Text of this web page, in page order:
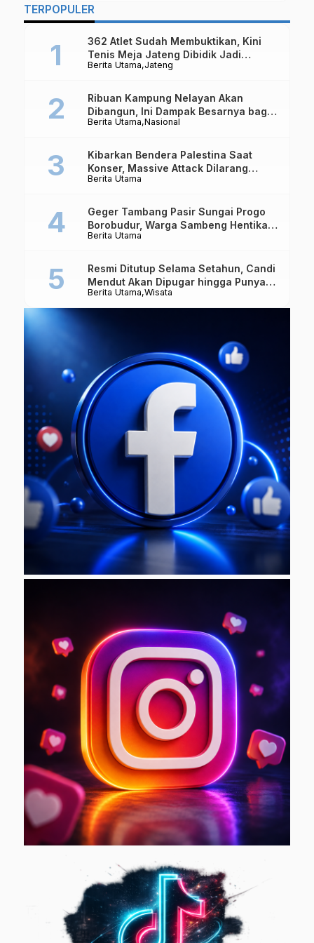
TERPOPULER
Berita Utama Jateng
362 Atlet Sudah Membuktikan, Kini
Tenis Meja Jateng Dibidik Jadi
Kekuatan Nasional
Berita Utama Nasional
Ribuan Kampung Nelayan Akan
Dibangun, Ini Dampak Besarnya bagi
Ekonomi Indonesia
Berita Utama
Kibarkan Bendera Palestina Saat
Konser, Massive Attack Dilarang
Masuk Singapura Lagi
Berita Utama
Geger Tambang Pasir Sungai Progo
Borobudur, Warga Sambeng Hentikan
Alat Berat dan Usir Truk
Berita Utama Wisata
Resmi Ditutup Selama Setahun, Candi
Mendut Akan Dipugar hingga Punya
Atap Lagi